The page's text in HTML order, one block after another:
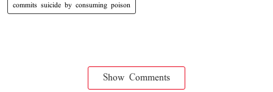
commits suicide by consuming poison
Show Comments